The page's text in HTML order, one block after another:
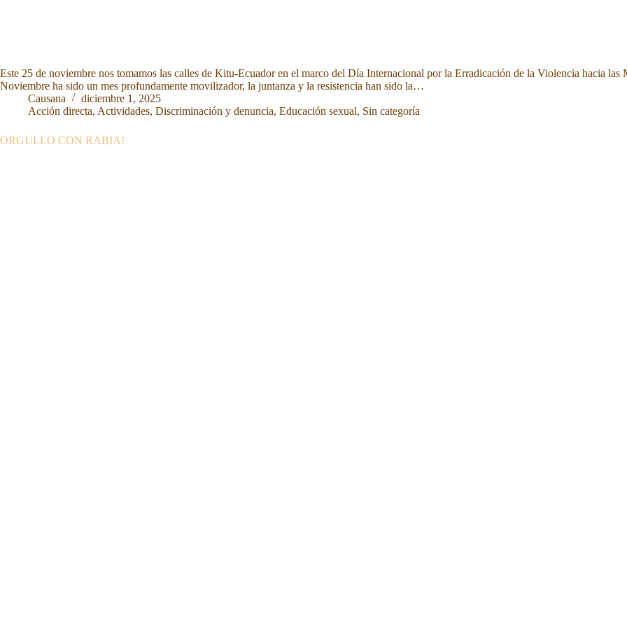
Este 25 de noviembre nos tomamos las calles de Kitu-Ecuador en el marco del Día Internacional por la Erradicación de la Violencia hacia las
Noviembre ha sido un mes profundamente movilizador, la juntanza y la resistencia han sido la…
Causana
diciembre 1, 2025
Acción directa, Actividades, Discriminación y denuncia, Educación sexual, Sin categoría
ORGULLO CON RABIA!